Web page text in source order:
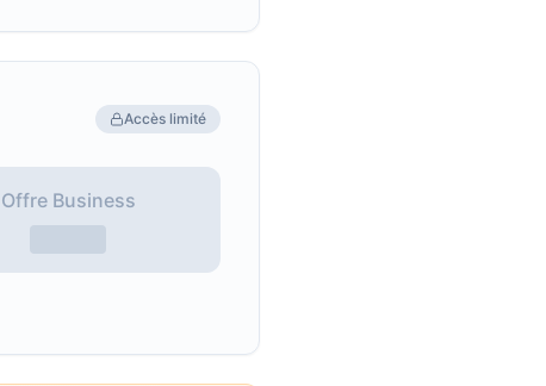
Accès limité
Offre Business